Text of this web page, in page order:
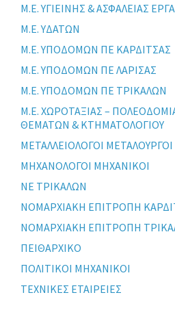
Μ.Ε. ΥΓΙΕΙΝΗΣ & ΑΣΦΑΛΕΙΑΣ
Μ.Ε. ΥΔΑΤΩΝ
Μ.Ε. ΥΠΟΔΟΜΩΝ ΠΕ ΚΑΡΔΙΤΣΑΣ
Μ.Ε. ΥΠΟΔΟΜΩΝ ΠΕ ΛΑΡΙΣΑΣ
Μ.Ε. ΥΠΟΔΟΜΩΝ ΠΕ ΤΡΙΚΑΛΩΝ
Μ.Ε. ΧΩΡΟΤΑΞΙΑΣ –
ΘΕΜΑΤΩΝ & ΚΤΗΜΑΤΟΛΟΓΙΟΥ
ΜΕΤΑΛΛΕΙΟΛΟΓΟΙ
ΜΗΧΑΝΟΛΟΓΟΙ ΜΗΧΑΝΙΚΟΙ
ΝΕ ΤΡΙΚΑΛΩΝ
ΝΟΜΑΡΧΙΑΚΗ ΕΠΙΤΡΟΠΗ
ΝΟΜΑΡΧΙΑΚΗ ΕΠΙΤΡΟΠΗ
ΠΕΙΘΑΡΧΙΚΟ
ΠΟΛΙΤΙΚΟΙ ΜΗΧΑΝΙΚΟΙ
ΤΕΧΝΙΚΕΣ ΕΤΑΙΡΕΙΕΣ